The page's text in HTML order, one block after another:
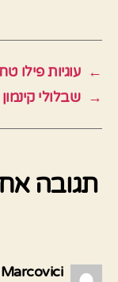
← עוגיות פילו
→ שבלולי
תגובה